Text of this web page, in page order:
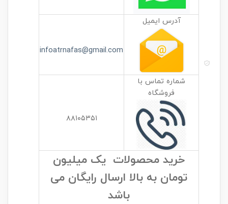
آدرس ایمیل
infoatrnafas@gmail.com
شماره تماس با
فروشگاه
۸۸۱۰۵۳۵۱
خرید محصولات یک میلیون
تومان به بالا ارسال رایگان می
باشد